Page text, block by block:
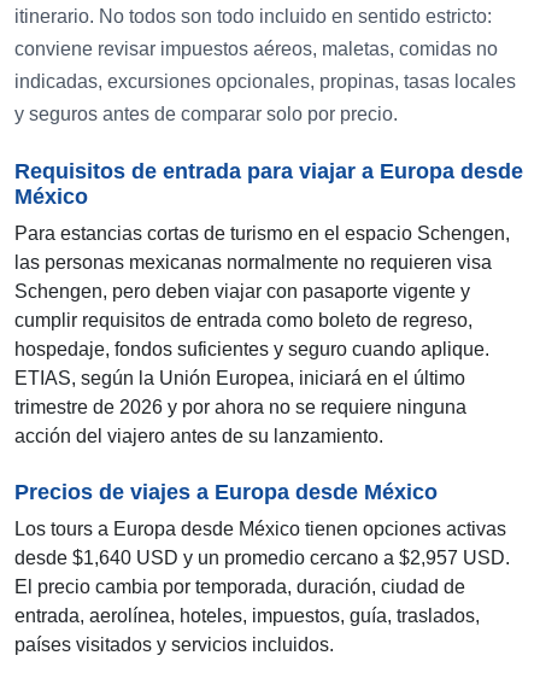
itinerario. No todos son todo incluido en sentido estricto:
conviene revisar impuestos aéreos, maletas, comidas no
indicadas, excursiones opcionales, propinas, tasas locales
y seguros antes de comparar solo por precio.
Requisitos de entrada para viajar a Europa desde
México
Para estancias cortas de turismo en el espacio Schengen,
las personas mexicanas normalmente no requieren visa
Schengen, pero deben viajar con pasaporte vigente y
cumplir requisitos de entrada como boleto de regreso,
hospedaje, fondos suficientes y seguro cuando aplique.
ETIAS, según la Unión Europea, iniciará en el último
trimestre de 2026 y por ahora no se requiere ninguna
acción del viajero antes de su lanzamiento.
Precios de viajes a Europa desde México
Los tours a Europa desde México tienen opciones activas
desde $1,640 USD y un promedio cercano a $2,957 USD.
El precio cambia por temporada, duración, ciudad de
entrada, aerolínea, hoteles, impuestos, guía, traslados,
países visitados y servicios incluidos.